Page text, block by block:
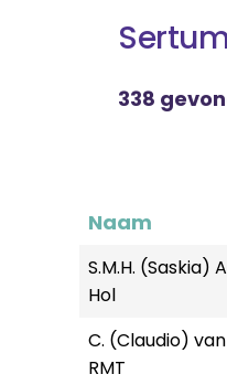
338
Naam
S.M.H. (Saskia)
Hol
C. (Claudio)
RMT